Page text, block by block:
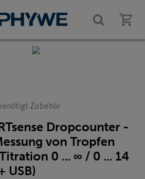
Zubehör
Dropcounter -
von Tropfen
0 ... ∞ / 0 ... 14
USB)